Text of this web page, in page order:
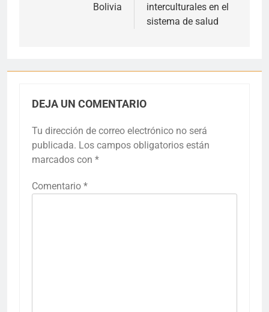
Bolivia
interculturales en el
sistema de salud
DEJA UN COMENTARIO
Tu dirección de correo electrónico no será
publicada. Los campos obligatorios están
marcados con *
Comentario *